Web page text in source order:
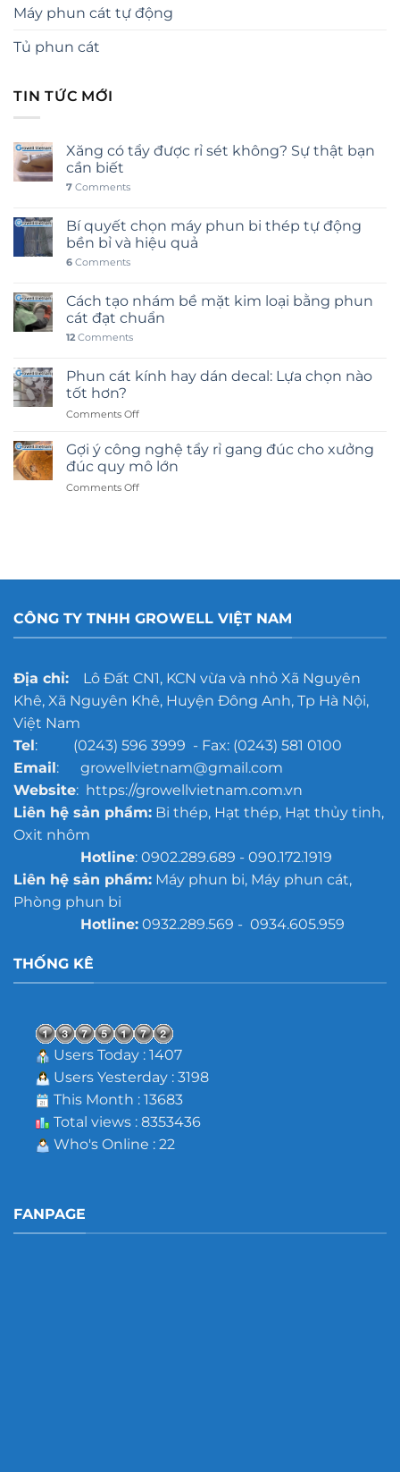
Máy phun cát tự động
Tủ phun cát
TIN TỨC MỚI
Xăng có tẩy được rỉ sét không? Sự thật bạn
cần biết
7 Comments
Bí quyết chọn máy phun bi thép tự động
bền bỉ và hiệu quả
6 Comments
Cách tạo nhám bề mặt kim loại bằng phun
cát đạt chuẩn
12Comments
Phun cát kính hay dán decal: Lựa chọn nào
tốt hơn?
Comments Offon
cát
kính
hay
dán
hơn?
Gợi ý công nghệ tẩy rỉ gang đúc cho xưởng
đúc quy mô lớn
Comments Offon
rỉ
cho
xưởng
mô
lớn
CÔNG TY TNHH GROWELL VIỆT NAM
Địa chỉ:Lô Đất CN1, KCN vừa và nhỏ Xã Nguyên
Khê, Xã Nguyên Khê, Huyện Đông Anh, Tp Hà Nội,
Việt Nam
Tel: (0243) 596 3999 - Fax: (0243) 581 0100
Email: growellvietnam@gmail.com
Website: https://growellvietnam.com.vn
Liên hệ sản phẩm:Bi thép, Hạt thép, Hạt thủy tinh,
Oxit nhôm
Hotline: 0902.289.689 - 090.172.1919
Liên hệ sản phẩm:Máy phun bi, Máy phun cát,
Phòng phun bi
Hotline:0932.289.569 - 0934.605.959
THỐNG KÊ
Users Today : 1407
Users Yesterday : 3198
This Month : 13683
Total views : 8353436
Who's Online : 22
FANPAGE